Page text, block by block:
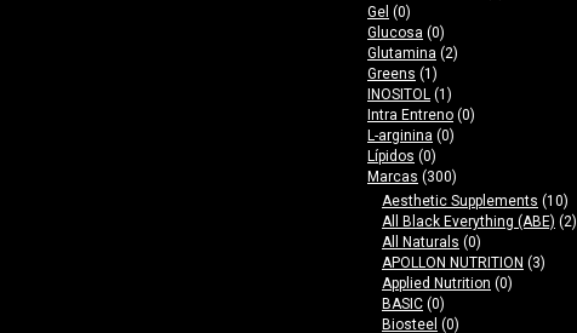
Gel (0)
Glucosa (0)
Glutamina (2)
Greens (1)
INOSITOL (1)
Intra Entreno (0)
L-arginina (0)
Lípidos (0)
Marcas (300)
Aesthetic Supplements (10)
All Black Everything (ABE) (2)
All Naturals (0)
APOLLON NUTRITION (3)
Applied Nutrition (0)
BASIC (0)
Biosteel (0)